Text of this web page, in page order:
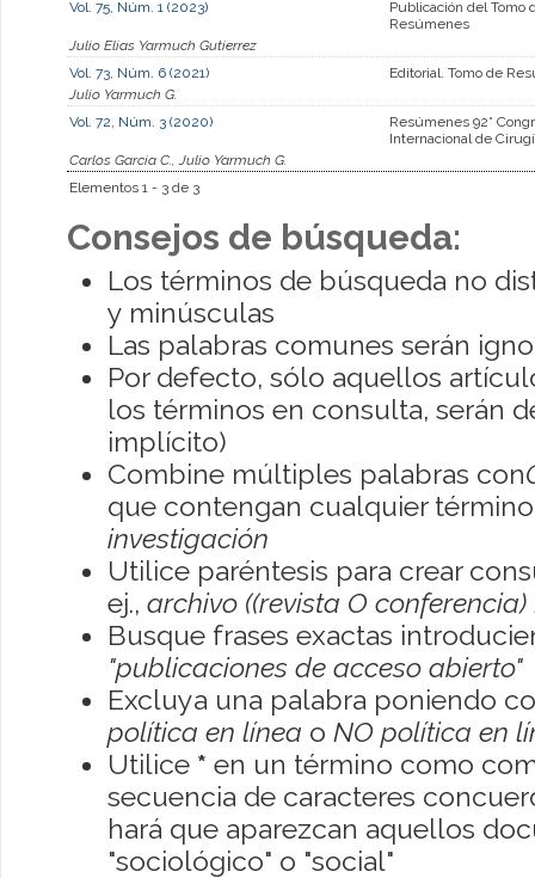
Vol. 75, Núm. 1 (2023)
Publicación del Tomo
Resúmenes
Julio Elias Yarmuch Gutierrez
Vol. 73, Núm. 6 (2021)
Editorial. Tomo de
Julio Yarmuch G.
Vol. 72, Núm. 3 (2020)
Resúmenes 92°
Internacional de
Carlos Garcia C., Julio Yarmuch G.
Elementos 1 - 3 de 3
Consejos de búsqueda:
Los términos de búsqueda no
y minúsculas
Las palabras comunes serán
Por defecto, sólo aquellos
los términos en consulta, serán
implícito)
Combine múltiples palabras con
que contengan cualquier
investigación
Utilice paréntesis para crear
ej., archivo ((revista O conferencia)
Busque frases exactas
"publicaciones de acceso abierto"
Excluya una palabra poniendo
política en línea o NO política en
Utilice * en un término como
secuencia de caracteres
hará que aparezcan aquellos
"sociológico" o "social"